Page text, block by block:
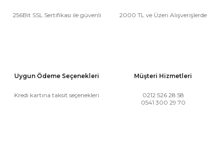
256Bit SSL Sertifikası ile güvenli 2000 TL ve Üzeri Alışverişlerde
Uygun Ödeme Seçenekleri
Kredi kartına taksit seçenekleri
Müşteri Hizmetleri
0212 526 28 58
0541 300 29 70